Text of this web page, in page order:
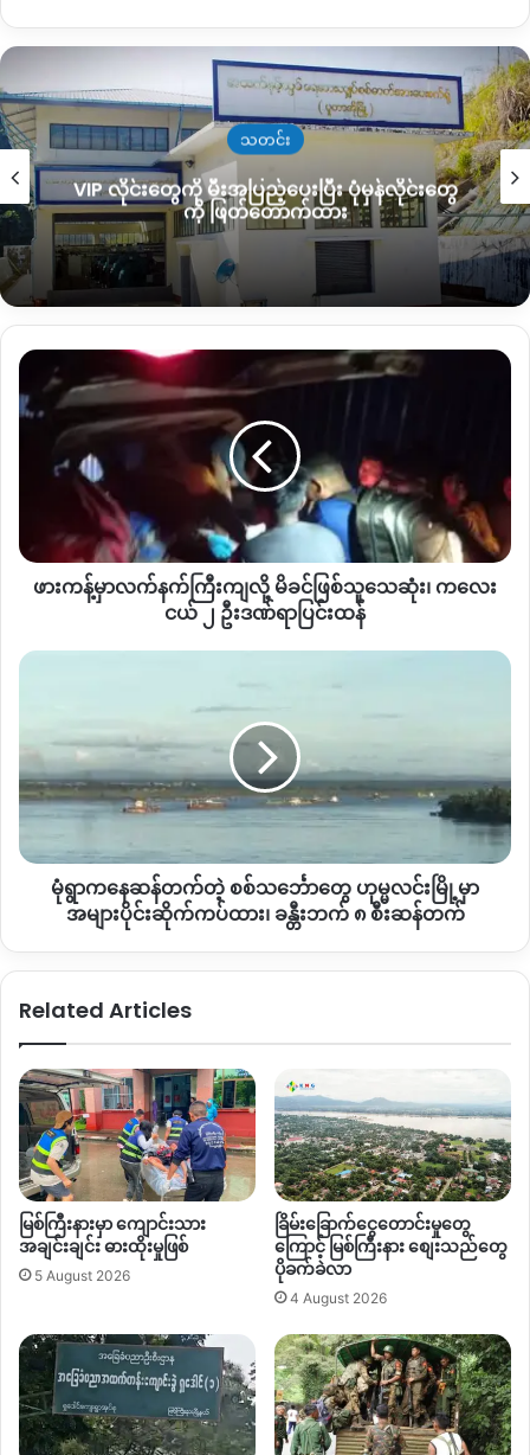
ဂွေခါလမ်းပိုင်းမှာ ပြီးခဲ့တဲ့ ဇွန်လကတည်းကနေ
ခရီးသွားလာတဲ့ ပြည်သူတွေနဲ့ ကချင်ပြည်သူတွေ သွားလာတဲ့သူတွေ
မရှိသလောက် ဖြစ်သွားတယ်လို့ သိရပါတယ်။
ဒါ့အပြင် အဲ့ဒီလမ်းပိုင်းမှာ စစ်ကောင်စီတပ်နဲ့ ရှမ်းနီ(SNA)တပ်တွေ
ဟာ ကုန်တင်ကားတွေကိုလည်း သွားလာခွင့် ကန့်သတ်ထားပြီး
ကုန်ပစ္စည်းတွေကို ဆိုင်ကယ်ကယ်ရီတစ်ခုတည်းနဲ့သာ သယ်ယူခွင့်
ပြုထားတယ်လို့ သိရပါတယ်။
ရှု့ခင်းသာ စစ်တပ်ဂိတ်နဲ့ လုံးတုံ ရှမ်းနီSNAဂိတ်တွေမှာ စစ်ဆေး
ရေးတင်းကြပ်ထားတာဖြစ်ပြီးတော့ တစ်ချို့ရက်တွေမှာ တစ်နေ့ကို
ကုန်တင်ကား ၁၀ ခန့်သွားလာခွင့်ရှိသလို တစ်ပတ်ခန့်ကြာတဲ့အထိ
တစ်စီးမှ သွားလာခွင့်မပေးတဲ့အချိန်‌တွေလည်းကြုံတွေ့နေရတယ်လို့
ကားသမားနဲ့ နီးစပ်တဲ့ ပြည်သူတွေ ဆီကနေ သိရပါတယ်။
အင်းတော်ကြီး–ဂွေခါလမ်းပိုင်းကို ပြီးခဲ့တဲ့ ဇူလိုင် ၁၅ ရက်နေ့ မိုင်း
နောင်နဲ့ မမုံကိုင်ကိုKIAနဲ့ တော်လှန်ရေးတပ်ဖွဲ့တွေ လက်လွတ်လိုက်
ရတဲ့ နောက်ပိုင်း စစ်တပ်နဲ့ ရှမ်းနီSNAတပ်တွေက လမ်းပိုင်းကို
တပ်တွေက အင်းတော်ကြီးဒေသထဲမှာ ကချင်လူမျိုးတွေကို
နေထိုင်လို့မရအောင် လူမျိုးမုန်းတီးရေး စကားတွေပြောဆိုကာ
ဖမ်းဆီးသတ်ဖြတ်ဖို့အထိ ခြိမ်းခြောက်ပြောနေတာဖြစ်ပါတယ်။
အဲဒါကြောင့် အင်းတော်ကြီးဒေသထဲက နန့်မွန်းမြို့၊ မိုင်းနောင်၊ မမုံ
ကိုင် စတဲ့ ကျေးရွာတွေမှာ နေထိုင်ကြတဲ့ ကချင်လူမျိုးတွေ အလုံး
နီးပါးခန့်က ဇူလိုင်လ ၁၅ ရက်နေ့ နောက်ပိုင်း ကချင်ပြည်သူ ၂ နှစ်
ထောင်ကျော် ဘေးလွတ်ရာကို ထွက်ပြေးတိမ်းရှောင် နေကြတာ ဒီ
ဒါကြောင့်လည်း အင်းတော်ကြီး
တွေ သွားလာလို့မရအောင် စစ်ဆေးရေးတင်းကြပ်နေတာလည်းဖြစ်
ပါတယ်။
တစ်ဖက်မှာ ခရီးသွားပြည်သူတွေ လူမျိုးရေးခွဲခြားဆက်ဆံကာ
စစ်ဆေးရေးတင်းကြပ်ထားပြီး အခြေခံစားသောက်ကုန်တွေကို
အဝင်နည်းအောင် ထိန်းချုပ်ထားတာတွေ့ရပါတယ်။
အခုလို လူဦးရေထူထပ်တဲ့ ဖားကန့်ထဲကို ဆိုင်ကယ် ကယ်ရီတစ်ခု
တည်းနဲ့သာ ကုန်ပစ္စည်းသယ်ယူခွင့်ပေးထားတဲ့အတွက် ကုန်ပစ္စည်း
ကန့်ဒေသခံ အမျိုးသားတစ်ဦးက ယခုလို ဆက်ပြောပါတယ်။
“ကားက မဝင်သလောက်ရှိတယ်။ ဆိုင်ကယ်နဲ့ပဲ သယ်ယူခွင့်ရနေ
တယ်။ အဲ့ကြောင့် ကုန်ပစ္စည်းတွေ အရမ်းခက်နေတယ်။SNAတပ်
သတင်း
VIP လိုင်းတွေကို မီးအပြည့်ပေးပြီး ပုံမှန်လိုင်းတွေ
ကို ဖြတ်တောက်ထား
ဖား
မှာ
လက်နက်ကြီး
သူသေ
ဆုံး၊
၂
ဖားကန့်မှာလက်နက်ကြီးကျလို့ မိခင်ဖြစ်သူသေဆုံး၊ ကလေး
ငယ် ၂ ဦးဒဏ်ရာပြင်းထန်
မုံ
ဆန်
တက်
တဲ့ စစ်သင်္ဘော
ဟု
အများ
ထား၊
ခ
န္
တီး
ဘက်
၈
စီး
ဆန်
တက်
မုံရွာကနေဆန်တက်တဲ့ စစ်သင်္ဘောတွေ ဟုမ္မလင်းမြို့မှာ
အများပိုင်းဆိုက်ကပ်ထား၊ ခန္တီးဘက် ၈ စီးဆန်တက်
Related Articles
မြစ်ကြီးနားမှာ ကျောင်းသား
အချင်းချင်း ဓားထိုးမှုဖြစ်
5 August 2026
ခြိမ်းခြောက်ငွေတောင်းမှုတွေ
ကြောင့် မြစ်ကြီးနား စျေးသည်တွေ
ပိုခက်ခဲလာ
4 August 2026